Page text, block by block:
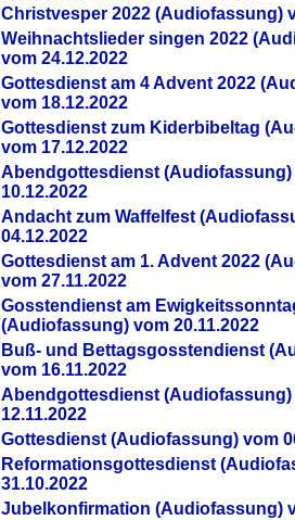
Christvesper 2022 (Audiofassung)
Weihnachtslieder singen 2022
vom 24.12.2022
Gottesdienst am 4 Advent 2022
vom 18.12.2022
Gottesdienst zum Kiderbibeltag
vom 17.12.2022
Abendgottesdienst (Audiofassung)
10.12.2022
Andacht zum Waffelfest
04.12.2022
Gottesdienst am 1. Advent 2022
vom 27.11.2022
Gosstendienst am
(Audiofassung) vom 20.11.2022
Buß- und Bettagsgosstendienst
vom 16.11.2022
Abendgottesdienst (Audiofassung)
12.11.2022
Gottesdienst (Audiofassung) vom
Reformationsgottesdienst
31.10.2022
Jubelkonfirmation (Audiofassung)